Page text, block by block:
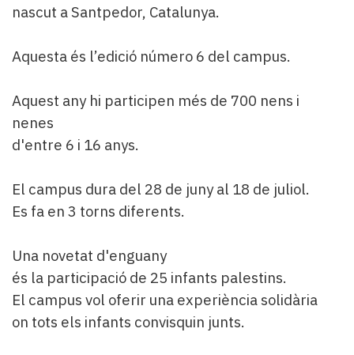
nascut a Santpedor, Catalunya.
Aquesta és l’edició número 6 del campus.
Aquest any hi participen més de 700 nens i
nenes
d'entre 6 i 16 anys.
El campus dura del 28 de juny al 18 de juliol.
Es fa en 3 torns diferents.
Una novetat d'enguany
és la participació de 25 infants palestins.
El campus vol oferir una experiència solidària
on tots els infants convisquin junts.